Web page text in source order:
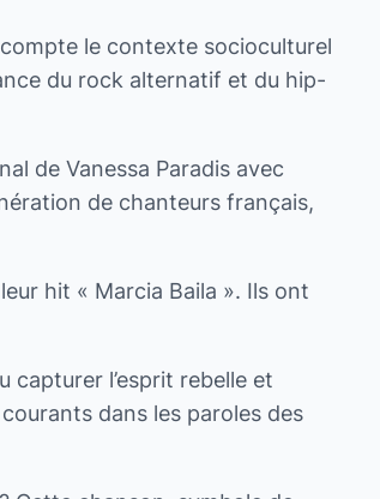
le contexte socioculturel
du rock alternatif et du hip-
de Vanessa Paradis avec
de chanteurs français,
hit « Marcia Baila ». Ils ont
capturer l’esprit rebelle et
dans les paroles des